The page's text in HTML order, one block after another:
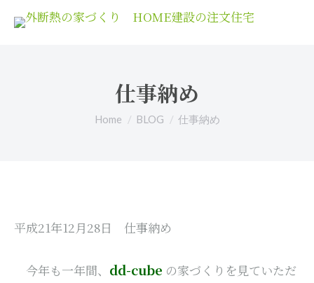
仕事納め
You are here:
Home BLOG 仕事納め
平成21年12月28日 仕事納め
今年も一年間、 dd-cube の家づくりを見ていただ